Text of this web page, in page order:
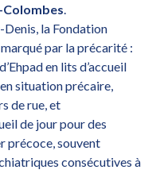
Colombes
Denis, la Fondation
par la précarité :
en lits d’accueil
situation précaire,
de rue, et
de jour pour des
précoce, souvent
consécutives à